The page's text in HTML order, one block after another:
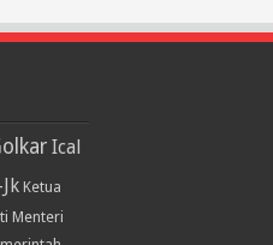
Ical
Ketua
Menteri